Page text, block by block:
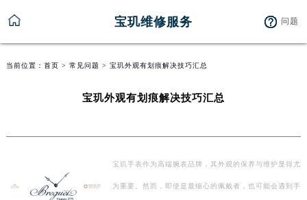
宝玑维修服务 问题
当前位置： 首页 > 常见问题 > 宝玑外观有划痕解决技巧汇总
宝玑外观有划痕解决技巧汇总
宝玑手表作为高端腕表品牌，其外观的保养与维护显得尤
为重要。然而，即使是最细心的佩戴者，也可能会遇到手